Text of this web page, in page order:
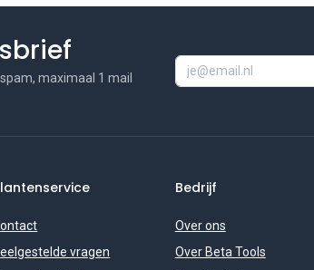
maximaal 1 mail
vragen
Bedrijf
Over ons
Over Beta Tools